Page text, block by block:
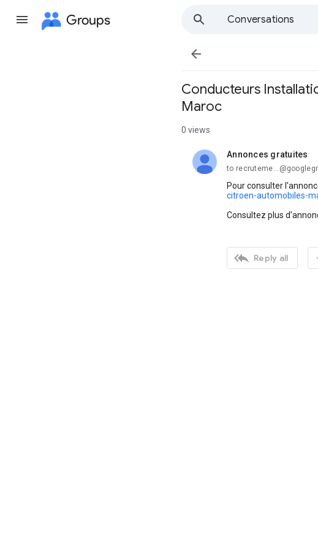
Groups
Conversations

Conducteurs
Maroc
0 views
Annonces gratuites
unread,
to
Pour consulter
citroen-automobiles-
Consultez plus
 Reply all